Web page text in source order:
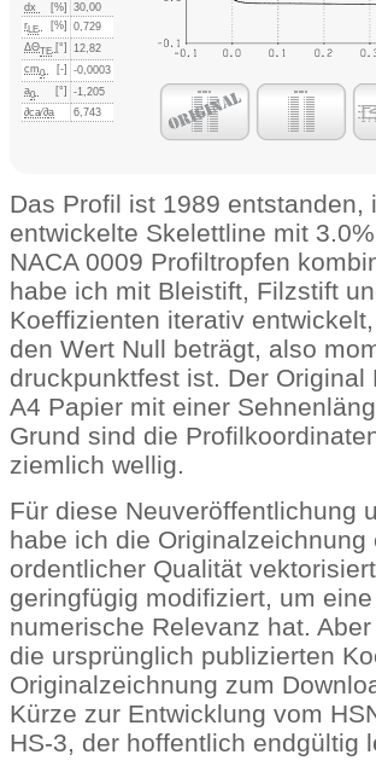
dx
[%]
30,00
rLE [%]
0,729
ΔΘTE [°]
12,82
cm0 [-]
-0,0003
a0 [°]
-1,205
∂ca⁄∂a 6,743
Das Profil ist 1989
entwickelte Skelettline mit
NACA 0009 Profiltropfen
habe ich mit Bleistift, Filzstift
Koeffizienten iterativ
den Wert Null beträgt, also
druckpunktfest ist. Der
A4 Papier mit einer
Grund sind die
ziemlich wellig.
Für diese Neuveröffentlichung
habe ich die
ordentlicher Qualität
geringfügig modifiziert, um
numerische Relevanz hat.
die ursprünglich publizierten
Originalzeichnung zum
Kürze zur Entwicklung vom
HS-3, der hoffentlich endgültig